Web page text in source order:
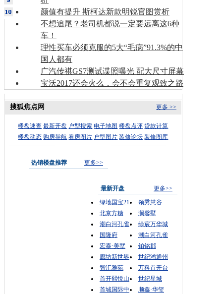
颜值有提升 斯柯达新款明锐官图赏析
不想追尾？老司机都说一定要远离这6种
车！
理性买车必须克服的5大“毛病”91.3%的中
国人都有
广汽传祺GS7测试谍照曝光 配大尺寸屏幕
宝沃2017还会火么，会不会重复观致之路
更多 >>
搜狐焦点网
楼盘速查 最新开盘 户型搜索 电子地图 楼盘点评 贷款计算
楼盘动态 购房导航 看房图片 户型图片 装修论坛 装修图库
热销楼盘推荐 更多>>
最新开盘
更多>>
绿地国宝21
领秀慧谷
北京方糖
澜馨墅
潮白河孔雀
绿宸万华城
国隆府
潮白河孔雀
宏泰·美墅
铂铭郡
廊坊新世界
世纪鸿通州
智汇雅苑
万科首开台
首开熙悦山
世纪星城
首城国际中
顺鑫·华玺